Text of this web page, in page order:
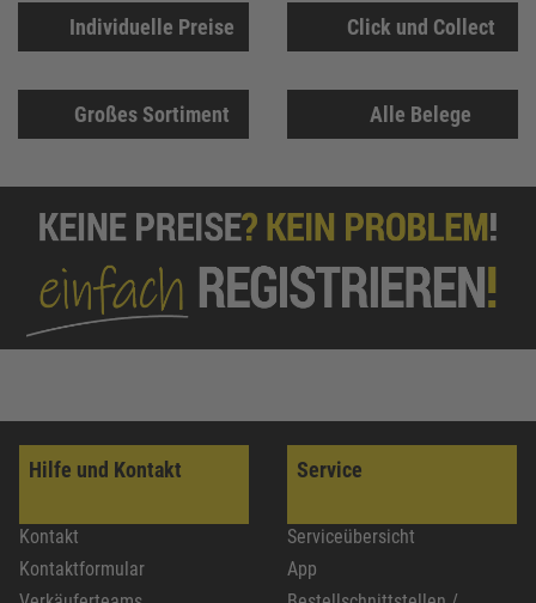
Individuelle Preise Click und Collect
Großes Sortiment Alle Belege
Hilfe und Kontakt
Kontakt
Kontaktformular
Service
Serviceübersicht
App